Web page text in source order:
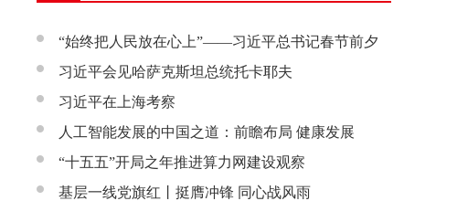
“始终把人民放在心上”——习近平总书记春节前夕
赴辽宁看望慰问基层干部群众纪实
习近平会见哈萨克斯坦总统托卡耶夫
习近平在上海考察
人工智能发展的中国之道：前瞻布局 健康发展
“十五五”开局之年推进算力网建设观察
基层一线党旗红丨挺膺冲锋 同心战风雨